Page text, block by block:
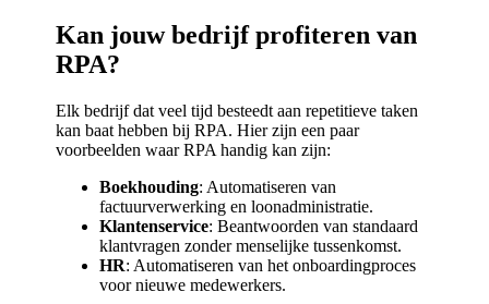
Kan jouw bedrijf profiteren van
RPA?
Elk bedrijf dat veel tijd besteedt aan repetitieve taken
kan baat hebben bij RPA. Hier zijn een paar
voorbeelden waar RPA handig kan zijn:
Boekhouding: Automatiseren van
factuurverwerking en loonadministratie.
Klantenservice: Beantwoorden van standaard
klantvragen zonder menselijke tussenkomst.
HR: Automatiseren van het onboardingproces
voor nieuwe medewerkers.